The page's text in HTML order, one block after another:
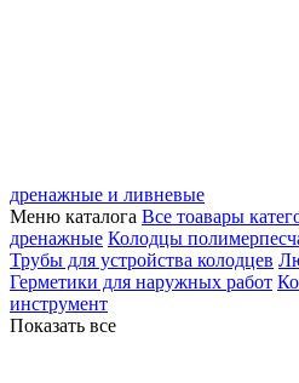
дренажные и ливневые
Меню каталога Все тоавары
дренажные Колодцы
Трубы для устройства колодцев
Герметики для наружных работ
инструмент
Показать все